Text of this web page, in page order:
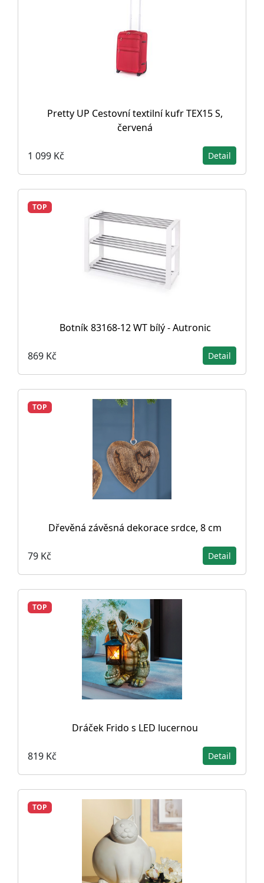
Pretty UP Cestovní textilní kufr TEX15 S,
červená
1 099 Kč Detail
TOP
Botník 83168-12 WT bílý - Autronic
869 Kč Detail
TOP
Dřevěná závěsná dekorace srdce, 8 cm
79 Kč Detail
TOP
Dráček Frido s LED lucernou
819 Kč Detail
TOP